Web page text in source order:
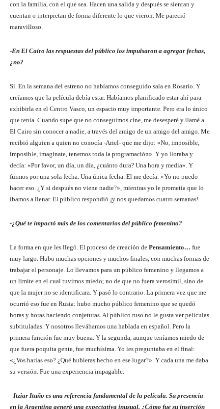
con la familia, con el que sea. Hacen una salida y después se sientan y
cuentan o interpretan de forma diferente lo que vieron. Me pareció
maravilloso.
-En El Cairo las respuestas del público los impulsaron a agregar fechas,
¿no?
Sí. En la semana del estreno no habíamos conseguido sala en Rosario. Y
creíamos que la película debía estar. Habíamos planificado estar ahí para
exhibirla en el Centro Vasco, un espacio muy importante. Pero era lo único
que tenía. Cuando supe que no conseguimos cine, me desesperé y llamé a
El Cairo sin conocer a nadie, a través del amigo de un amigo del amigo. Me
recibió alguien a quien no conocía -Ariel- que me dijo: «No, imposible,
imposible, imaginate, tenemos toda la programación». Y yo lloraba y
decía: «Por favor, un día, un día, ¿cuánto dura? Una hora y media». Y
fuimos por una sola fecha. Una única fecha. El me decía: «Yo no puedo
hacer eso. ¿Y si después no viene nadie?», mientras yo le prometía que lo
íbamos a llenar. El público respondió ¡y nos quedamos cuatro semanas!
-¿Qué te impactó más de los comentarios del público femenino?
La forma en que les llegó. El proceso de creación de Pensamiento… fue
muy largo. Hubo muchas opciones y muchos finales, con muchas formas de
trabajar el personaje. Lo llevamos para un público femenino y llegamos a
un límite en el cual tuvimos miedo; no de que no fuera verosímil, sino de
que la mujer no se identificara. Y pasó lo contrario. La primera vez que me
ocurrió eso fue en Rusia: hubo mucho público femenino que se quedó
horas y horas haciendo conjeturas. Al público ruso no le gusta ver películas
subtituladas. Y nosotros llevábamos una hablada en español. Pero la
primera función fue muy buena. Y la segunda, aunque teníamos miedo de
que fuera poquita gente, fue muchísima. Yo les preguntaba en el final:
«¿Vos harías eso? ¿Qué hubieras hecho en ese lugar?». Y cada una me daba
su versión. Fue una experiencia impagable.
–Itziar Ituño es una referencia fundamental de la película. Su presencia
en la Argentina generó una expectativa inusual. ¿Cómo fue su inserción